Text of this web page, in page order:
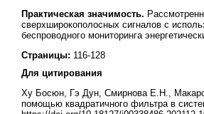
Практическая значимость.
сверхширокополосных сигналов с
беспроводного мониторинга
Страницы: 116-128
Для цитирования
Ху Босюн, Гэ Дун, Смирнова Е.Н.,
помощью квадратичного фильтра в